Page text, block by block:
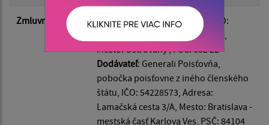
Filtrovať Reset
Zmluvná strana Odberateľ: Obec Ostrovany , IČO:
00690554, Adresa: Ostrovany 60,
Mesto: Ostrovany , PSČ: 082 22
Dodávateľ: Generali Poisťovňa,
pobočka poisťovne z iného členského
štátu, IČO: 54228573, Adresa:
Lamačská cesta 3/A, Mesto: Bratislava -
mestská časť Karlova Ves, PSČ: 84104